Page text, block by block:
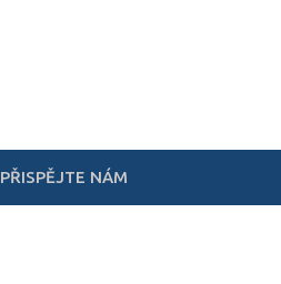
PŘISPĚJTE NÁM